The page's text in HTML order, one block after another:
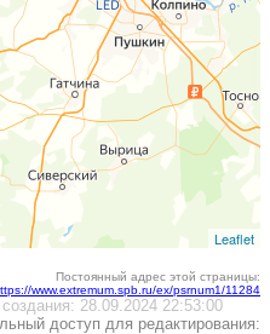
Leaflet
Постоянный адрес этой страницы:
www.extremum.spb.ru/ex/psrnum1/11284
28.09.2024 22:53:00
доступ для редактирования: